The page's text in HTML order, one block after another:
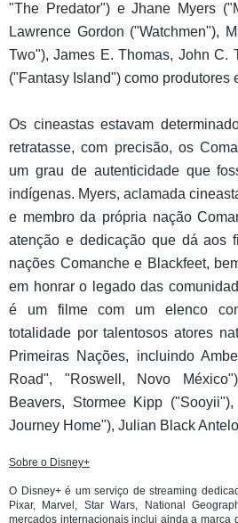
"The Predator") e Jhane Myers
Lawrence Gordon ("Watchmen"),
Two"), James E. Thomas, John C.
("Fantasy Island") como produtores
Os cineastas estavam
retratasse, com precisão, os
um grau de autenticidade que
indígenas. Myers, aclamada
e membro da própria nação
atenção e dedicação que dá aos
nações Comanche e Blackfeet,
em honrar o legado das
é um filme com um elenco
totalidade por talentosos atores
Primeiras Nações, incluindo
Road", "Roswell, Novo
Beavers, Stormee Kipp
Journey Home"), Julian Black
Sobre o Disney+
O Disney+ é um serviço de streaming
Pixar, Marvel, Star Wars, National
mercados internacionais inclui ainda a marca